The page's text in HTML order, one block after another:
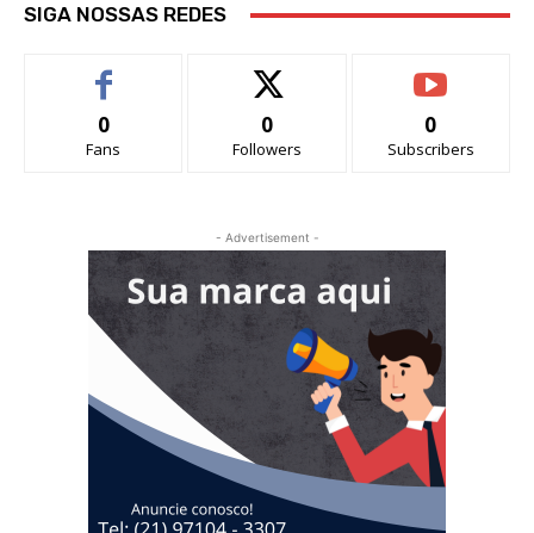
SIGA NOSSAS REDES
0
Fans
0
Followers
0
Subscribers
- Advertisement -